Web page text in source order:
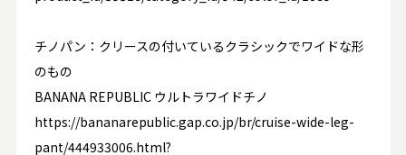
チノパン：クリースの付いているクラシックでワイドな形
のもの
BANANA REPUBLIC ウルトラワイドチノ
https://bananarepublic.gap.co.jp/br/cruise-wide-leg-
pant/444933006.html?